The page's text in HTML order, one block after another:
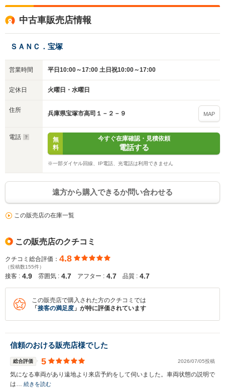
中古車販売店情報
ＳＡＮＣ．宝塚
営業時間 平日10:00～17:00 土日祝10:00～17:00
定休日 火曜日・水曜日
住所 兵庫県宝塚市高司１－２－９ MAP
電話
無
料
今すぐ在庫確認・見積依頼
電話する
※一部ダイヤル回線、IP電話、光電話は利用できません
遠方から購入できるか問い合わせる
この販売店の在庫一覧
この販売店のクチコミ
クチコミ総合評価： 4.8
（投稿数155件）
接客 : 4.9 雰囲気 : 4.7 アフター : 4.7 品質 : 4.7
この販売店で購入された方のクチコミでは
「 接客の満足度 」が特に評価されています
信頼のおける販売店様でした
総合評価 5 2026/07/05投稿
気になる車両があり遠地より来店予約をして伺いました。車両状態の説明で
は… 続きを読む